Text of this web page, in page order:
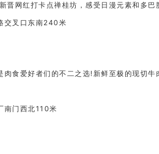
晋网红打卡点禅桂坊，感受日漫元素和多巴
交叉口东南240米
食爱好者们的不二之选!新鲜至极的现切
南门西北110米